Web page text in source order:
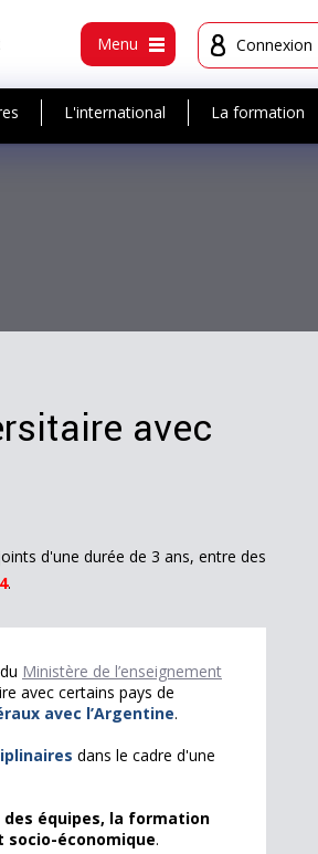
Menu Connexion
L'international La formation
avec
d'une durée de 3 ans, entre des
.
Ministère de l’enseignement
avec certains pays de
avec l’Argentine.
dans le cadre d'une
équipes, la formation
économique.